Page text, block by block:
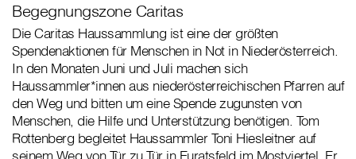
Begegnungszone Caritas
Die Caritas Haussammlung ist eine der größten
Spendenaktionen für Menschen in Not in Niederösterreich.
In den Monaten Juni und Juli machen sich
Haussammler*innen aus niederösterreichischen Pfarren auf
den Weg und bitten um eine Spende zugunsten von
Menschen, die Hilfe und Unterstützung benötigen. Tom
Rottenberg begleitet Haussammler Toni Hiesleitner auf
seinem Weg von Tür zu Tür in Euratsfeld im Mostviertel. Er